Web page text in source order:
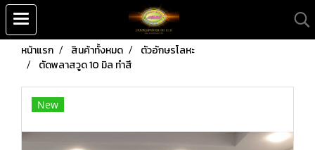
หน้าแรก สินค้าทั้งหมด
ตัวอักษรโลหะ
ตัดพลาสวูด 10 มิล ทำสี
New